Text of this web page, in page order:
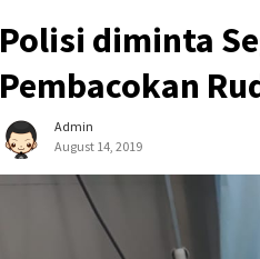
Polisi diminta
Pembacokan
Admin
August 14, 2019